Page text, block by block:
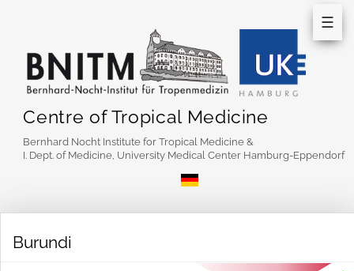
Centre of Tropical Medicine
Bernhard Nocht Institute for Tropical Medicine &
I. Dept. of Medicine, University Medical Center Hamburg-Eppendorf
☰
Burundi